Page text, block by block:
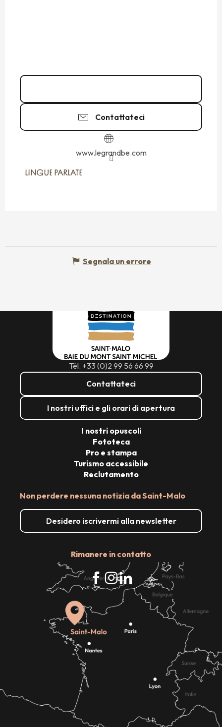
Contattateci
www.legrandbe.com
LINGUE PARLATE
LINGUE PARLATE
Segnala un errore
Tél. +33 (0)2 99 56 66 99
Contattateci
I nostri uffici e gli orari di apertura
Non perdere nessuna notizia da Saint-Malo
Desidero iscrivermi alla newsletter
Rimanere in contatto
I nostri opuscoli
Fototeca
Pro e stampa
Turismo accessibile
Reclutamento